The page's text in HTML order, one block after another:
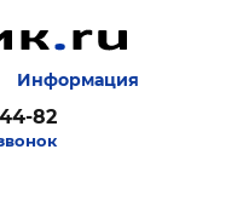
Информация
82